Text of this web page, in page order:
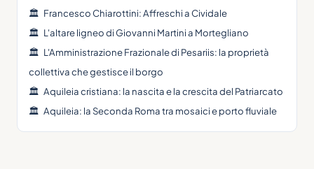
🏛 Francesco Chiarottini: Affreschi a Cividale
🏛 L'altare ligneo di Giovanni Martini a Mortegliano
🏛 L'Amministrazione Frazionale di Pesariis: la proprietà
collettiva che gestisce il borgo
🏛 Aquileia cristiana: la nascita e la crescita del Patriarcato
🏛 Aquileia: la Seconda Roma tra mosaici e porto fluviale